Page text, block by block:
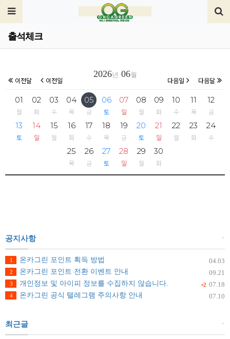
출석체크
2026년 06월
이전달 이전일 다음일 다음달
01
월
02
화
03
수
04
목
05
금
06
토
07
일
08
월
09
화
10
수
11
목
12
금
13
토
14
일
15
월
16
화
17
수
18
목
19
금
20
토
21
일
22
월
23
화
24
수
25
목
26
금
27
토
28
일
29
월
30
화
+
공지사항
04.03
1
온카그린 포인트 획득 방법
09.21
2 온카그린 포인트 전환 이벤트 안내
+2 07.18
3
개인정보 및 아이피 정보를 수집하지 않습니다.
07.10
4 온카그린 공식 텔레그램 주의사항 안내
+
최근글